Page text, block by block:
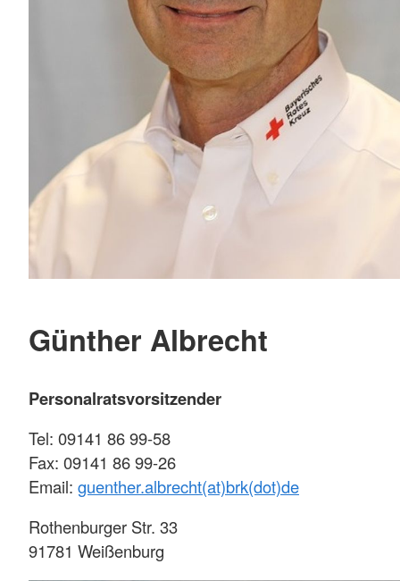
Günther Albrecht
Personalratsvorsitzender
Tel: 09141 86 99-58
Fax: 09141 86 99-26
Email: guenther.albrecht(at)brk(dot)de
Rothenburger Str. 33
91781 Weißenburg